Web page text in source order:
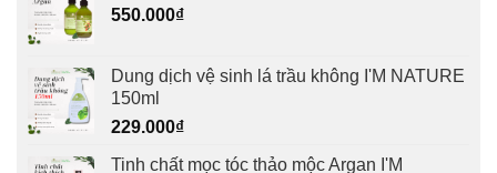
550.000₫
Dung dịch vệ sinh lá trầu không I'M NATURE
150ml
229.000₫
Tinh chất mọc tóc thảo mộc Argan I'M